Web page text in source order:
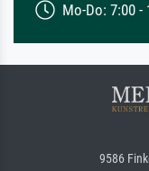
Mo-Do: 7:00 -
9586